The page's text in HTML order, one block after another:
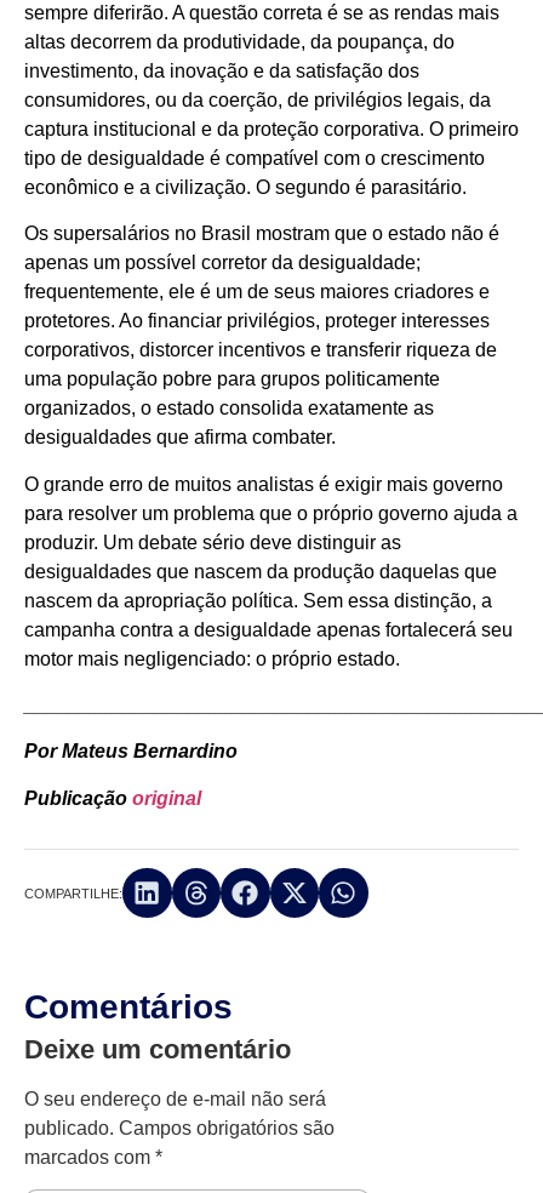
sempre diferirão. A questão correta é se as rendas mais
altas decorrem da produtividade, da poupança, do
investimento, da inovação e da satisfação dos
consumidores, ou da coerção, de privilégios legais, da
captura institucional e da proteção corporativa. O primeiro
tipo de desigualdade é compatível com o crescimento
econômico e a civilização. O segundo é parasitário.
Os supersalários no Brasil mostram que o estado não é
apenas um possível corretor da desigualdade;
frequentemente, ele é um de seus maiores criadores e
protetores. Ao financiar privilégios, proteger interesses
corporativos, distorcer incentivos e transferir riqueza de
uma população pobre para grupos politicamente
organizados, o estado consolida exatamente as
desigualdades que afirma combater.
O grande erro de muitos analistas é exigir mais governo
para resolver um problema que o próprio governo ajuda a
produzir. Um debate sério deve distinguir as
desigualdades que nascem da produção daquelas que
nascem da apropriação política. Sem essa distinção, a
campanha contra a desigualdade apenas fortalecerá seu
motor mais negligenciado: o próprio estado.
Por Mateus Bernardino
Publicação original
COMPARTILHE:
Comentários
Deixe um comentário
O seu endereço de e-mail não será
publicado. Campos obrigatórios são
marcados com *